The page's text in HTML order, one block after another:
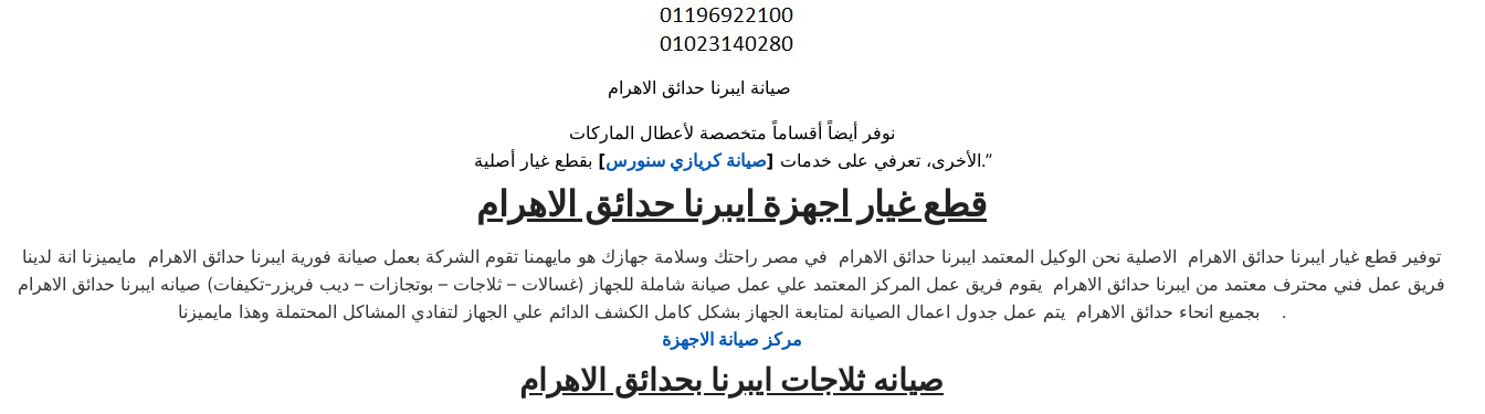
صيانة ايبرنا حدائق الاهرام
نوفر أيضاً أقساماً متخصصة لأعطال الماركات
الأخرى، تعرفي على خدمات [صيانة كريازي سنورس] بقطع غيار أصلية.”
قطع غيار اجهزة ايبرنا حدائق الاهرام
توفير قطع غيار ايبرنا حدائق الاهرام الاصلية نحن الوكيل المعتمد ايبرنا حدائق الاهرام في مصر راحتك وسلامة جهازك هو مايهمنا تقوم الشركة بعمل صيانة فورية ايبرنا حدائق الاهرام مايميزنا انة لدينا
فريق عمل فني محترف معتمد من ايبرنا حدائق الاهرام يقوم فريق عمل المركز المعتمد علي عمل صيانة شاملة للجهاز (غسالات – ثلاجات – بوتجازات – ديب فريزر-تكيفات) صيانه ايبرنا حدائق الاهرام
بجميع انحاء حدائق الاهرام يتم عمل جدول اعمال الصيانة لمتابعة الجهاز بشكل كامل الكشف الدائم علي الجهاز لتفادي المشاكل المحتملة وهذا مايميزنا .
مركز صيانة الاجهزة
صيانه ثلاجات ايبرنا بحدائق الاهرام